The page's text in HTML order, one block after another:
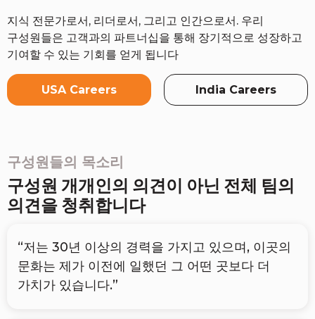
지식 전문가로서, 리더로서, 그리고 인간으로서. 우리
구성원들은 고객과의 파트너십을 통해 장기적으로 성장하고
기여할 수 있는 기회를 얻게 됩니다
USA Careers India Careers
구성원들의 목소리
구성원 개개인의 의견이 아닌 전체 팀의
의견을 청취합니다
“저는 30년 이상의 경력을 가지고 있으며, 이곳의
문화는 제가 이전에 일했던 그 어떤 곳보다 더
가치가 있습니다.”